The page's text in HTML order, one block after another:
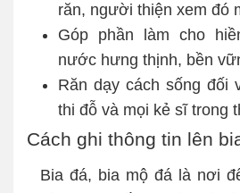
răn, người thiện xem đó
Góp phần làm cho
nước hưng thịnh, bền
Răn dạy cách sống đối
thi đỗ và mọi kẻ sĩ trong
Cách ghi thông tin lên
Bia đá, bia mộ đá là nơi